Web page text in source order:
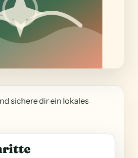
sichere dir ein lokales